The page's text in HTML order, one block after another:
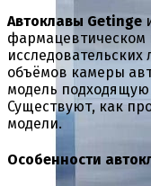
Автоклавы Getinge
фармацевтическом
объёмов камеры
модель
Существуют, как
модели.
Особенности